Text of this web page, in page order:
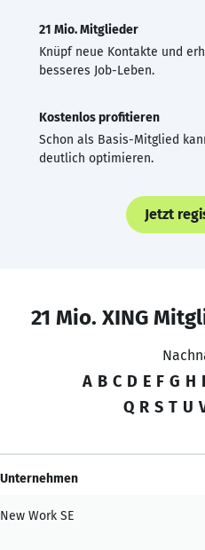
21 Mio. Mitglieder
Knüpf neue Kontakte und
besseres Job-Leben.
Kostenlos profitieren
Schon als Basis-Mitglied
deutlich optimieren.
Jetzt
21 Mio. XING
A B C D E F G H I
Q R S T U
Unternehmen
New Work SE